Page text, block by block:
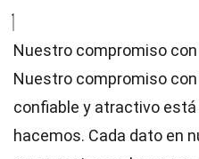
Nuestro compromiso
Nuestro compromiso
confiable y atractivo está
hacemos. Cada dato en